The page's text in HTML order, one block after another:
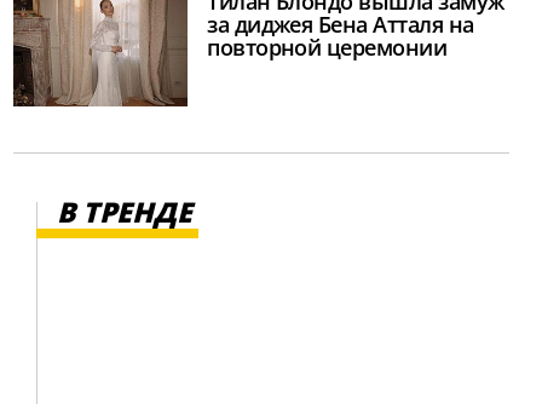
за диджея Бена Атталя на
повторной церемонии
В ТРЕНДЕ